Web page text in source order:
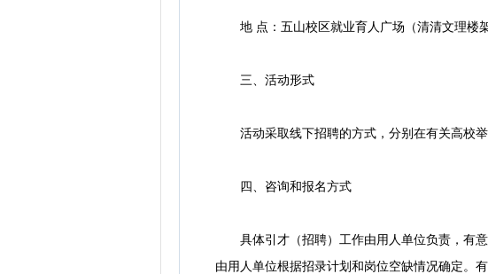
地 点：五山校区就业育人广场（清清文理楼架
三、活动形式
活动采取线下招聘的方式，分别在有关高校举
四、咨询和报名方式
具体引才（招聘）工作由用人单位负责，有意
由用人单位根据招录计划和岗位空缺情况确定。